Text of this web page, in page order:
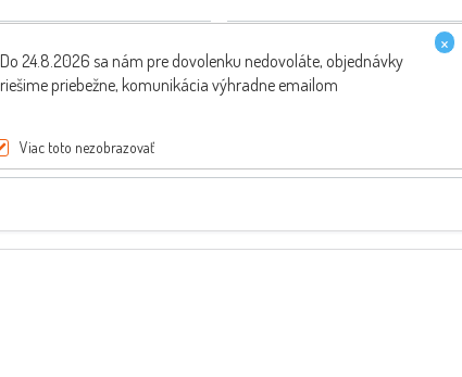
E-mail: ×
Do 24.8.2026 sa nám pre dovolenku nedovoláte, objednávky
riešime priebežne, komunikácia výhradne emailom
Viac toto nezobrazovať